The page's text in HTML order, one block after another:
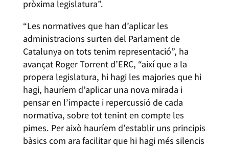
pròxima legislatura”.
“Les normatives que han d’aplicar les
administracions surten del Parlament de
Catalunya on tots tenim representació”, ha
avançat Roger Torrent d’ERC, “així que a la
propera legislatura, hi hagi les majories que hi
hagi, hauríem d’aplicar una nova mirada i
pensar en l’impacte i repercussió de cada
normativa, sobre tot tenint en compte les
pimes. Per això hauríem d’establir uns principis
bàsics com ara facilitar que hi hagi més silencis